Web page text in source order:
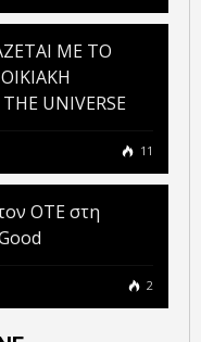
ΜΕ ΤΟ
UNIVERSE
11
ΟΤΕ στη
2